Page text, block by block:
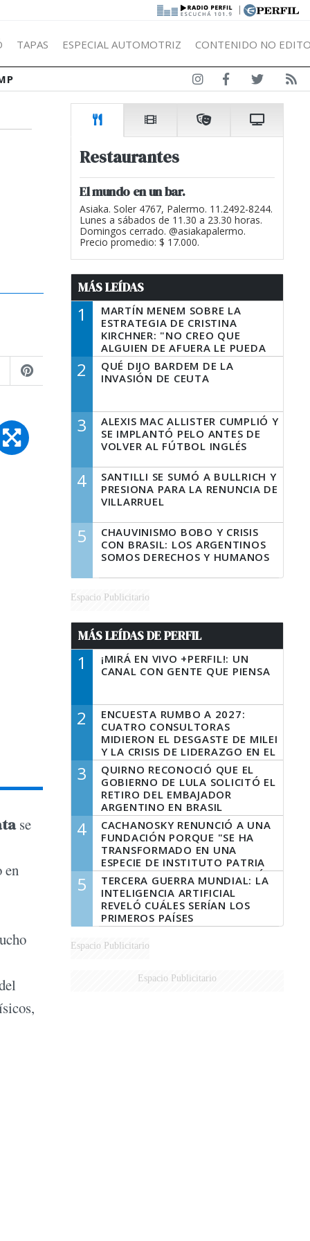
|
TAPAS ESPECIAL AUTOMOTRIZ CONTENIDO NO
se
en
Restaurantes
El mundo en un bar.
Asiaka. Soler 4767, Palermo. 11.2492-8244.
Lunes a sábados de 11.30 a 23.30 horas.
Domingos cerrado. @asiakapalermo.
Precio promedio: $ 17.000.
MÁS LEÍDAS
1
MARTÍN MENEM SOBRE LA
ESTRATEGIA DE CRISTINA
KIRCHNER: "NO CREO QUE
ALGUIEN DE AFUERA LE PUEDA
DECIR A LA JUSTICIA LO QUE
TIENE QUE HACER"
2
QUÉ DIJO BARDEM DE LA
INVASIÓN DE CEUTA
3
ALEXIS MAC ALLISTER CUMPLIÓ Y
SE IMPLANTÓ PELO ANTES DE
VOLVER AL FÚTBOL INGLÉS
4
SANTILLI SE SUMÓ A BULLRICH Y
PRESIONA PARA LA RENUNCIA DE
VILLARRUEL
5
CHAUVINISMO BOBO Y CRISIS
CON BRASIL: LOS ARGENTINOS
SOMOS DERECHOS Y HUMANOS
Espacio Publicitario
MÁS LEÍDAS DE PERFIL
1
¡MIRÁ EN VIVO +PERFIL!: UN
CANAL CON GENTE QUE PIENSA
2
ENCUESTA RUMBO A 2027:
CUATRO CONSULTORAS
MIDIERON EL DESGASTE DE MILEI
Y LA CRISIS DE LIDERAZGO EN EL
PERONISMO
3
QUIRNO RECONOCIÓ QUE EL
GOBIERNO DE LULA SOLICITÓ EL
RETIRO DEL EMBAJADOR
ARGENTINO EN BRASIL
4
CACHANOSKY RENUNCIÓ A UNA
FUNDACIÓN PORQUE "SE HA
TRANSFORMADO EN UNA
ESPECIE DE INSTITUTO PATRIA
INCONDICIONAL DE LA GESTIÓN
DE MILEI"
5
TERCERA GUERRA MUNDIAL: LA
INTELIGENCIA ARTIFICIAL
REVELÓ CUÁLES SERÍAN LOS
PRIMEROS PAÍSES
LATINOAMERICANOS EN SER
DERROTADOS
Espacio Publicitario
Espacio Publicitario